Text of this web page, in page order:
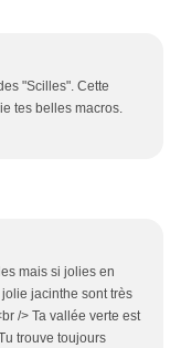
"Scilles". Cette
tes belles macros.
mais si jolies en
jacinthe sont très
/> Ta vallée verte est
trouve toujours